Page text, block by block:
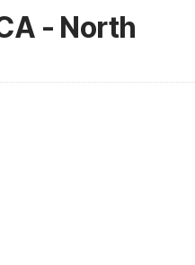
- North